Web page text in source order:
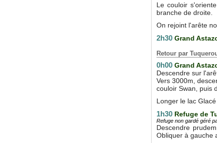
Le couloir
branche de droite.
On rejoint l'arête
2h30 Grand
Retour par
0h00 Grand
Descendre sur
Vers 3000m,
couloir Swan, puis
Longer le lac
1h30 Refuge de
Refuge non gardé géré
Descendre
Obliquer à gauche